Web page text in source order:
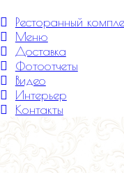
Ресторанный
Меню
Доставка
Фотоотчеты
Видео
Интерьер
Контакты